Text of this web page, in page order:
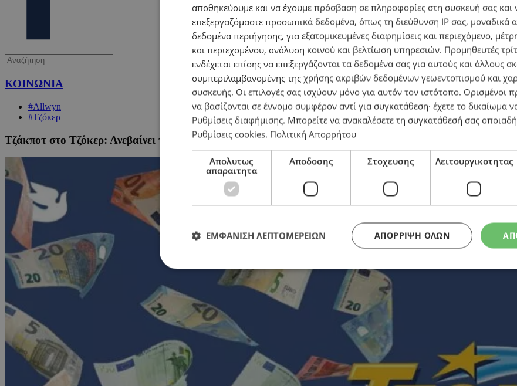
ΚΟΙΝΩΝΙΑ
#Allwyn
#Τζόκερ
Τζάκποτ στο Τζόκερ: Ανεβαίνει το ποσό της επόμενης κλήρωσης
αποθηκεύουμε και να έχουμε πρόσβαση σε πληροφορίες στη συσκευή σας και
επεξεργαζόμαστε προσωπικά δεδομένα, όπως τη διεύθυνση IP σας, μοναδικά
δεδομένα περιήγησης, για εξατομικευμένες διαφημίσεις και περιεχόμενο,
και περιεχομένου, ανάλυση κοινού και βελτίωση υπηρεσιών. Προμηθευτές
ενδέχεται επίσης να επεξεργάζονται τα δεδομένα σας για αυτούς και άλλους
συμπεριλαμβανομένης της χρήσης ακριβών δεδομένων γεωεντοπισμού και
συσκευής. Οι επιλογές σας ισχύουν μόνο για αυτόν τον ιστότοπο. Ορισμένοι
να βασίζονται σε έννομο συμφέρον αντί για συγκατάθεση· έχετε το δικαίωμα
Ρυθμίσεις διαφήμισης. Μπορείτε να ανακαλέσετε τη συγκατάθεσή σας
Ρυθμίσεις cookies. Πολιτική Απορρήτου
Απολυτως
απαραιτητα
Αποδοσης Στοχευσης Λειτουργικοτητας
ΑΠΌΡΡΙΨΗ ΌΛΩΝ
ΕΜΦΑΝΙΣΗ ΛΕΠΤΟΜΕΡΕΙΩΝ